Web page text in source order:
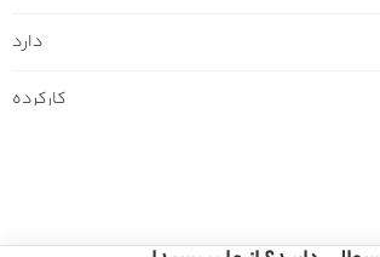
دارد
کارکرده